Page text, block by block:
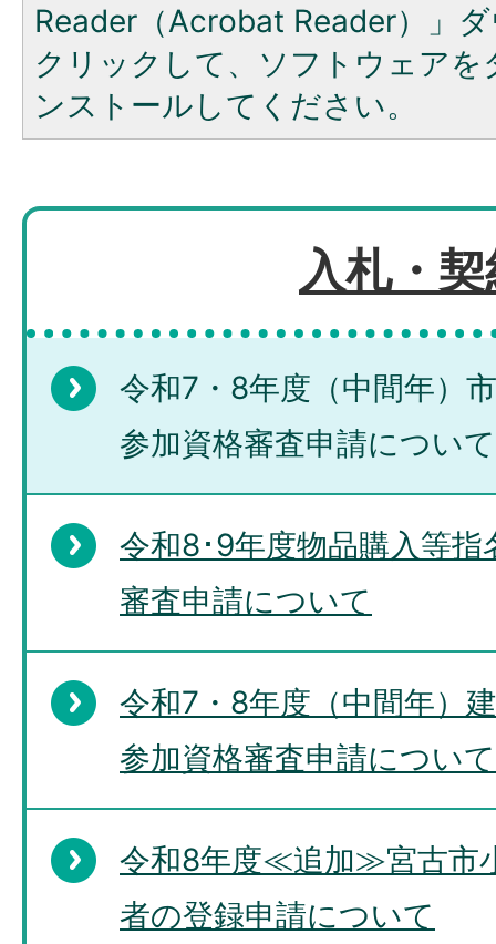
Reader（Acrobat Reader）」
クリックして、ソフトウェア
ンストールしてください。
入札・
令和7・8年度（中間年）
参加資格審査申請について
令和8･9年度物品購入等指
審査申請について
令和7・8年度（中間年）
参加資格審査申請について
令和8年度≪追加≫宮古市
者の登録申請について